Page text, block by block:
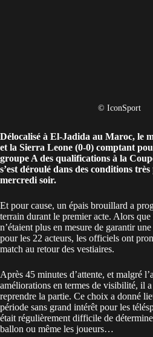
© IconSport
Délocalisé à El-Jadida au Maroc, le
et la Sierra Leone (0-0) comptant
groupe A des qualifications à la
s’est déroulé dans des conditions
mercredi soir.
Et pour cause, un épais brouillard a
terrain durant le premier acte. Alors
n’étaient plus en mesure de garantir
pour les 22 acteurs, les officiels ont
match au retour des vestiaires.
Après 45 minutes d’attente, et malgré
améliorations en termes de visibilité, il
reprendre la partie. Ce choix a donné
période sans grand intérêt pour les
était régulièrement difficile de
ballon ou même les joueurs…